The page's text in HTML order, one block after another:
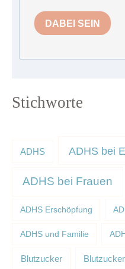
DABEI SEIN
Stichworte
ADHS ADHS bei
ADHS bei Frauen
ADHS Erschöpfung
ADHS und Familie
Blutzucker